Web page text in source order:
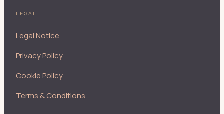
LEGAL
Legal Notice
Privacy Policy
Cookie Policy
Terms & Conditions